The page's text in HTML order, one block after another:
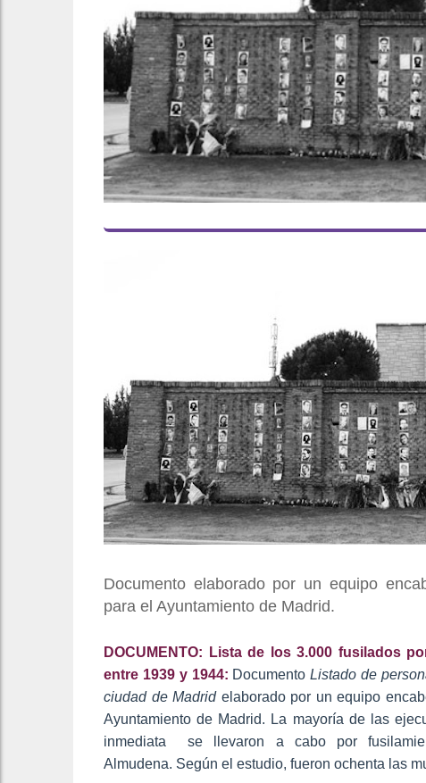
Documento elaborado por un equipo
para el Ayuntamiento de Madrid.
DOCUMENTO: Lista de los 3.000 fusilados
entre 1939 y 1944: DocumentoListado de
ciudad de Madridelaborado por un equipo
Ayuntamiento de Madrid. La mayoría de las
inmediata se llevaron a cabo por
Almudena. Según el estudio, fueron ochenta las